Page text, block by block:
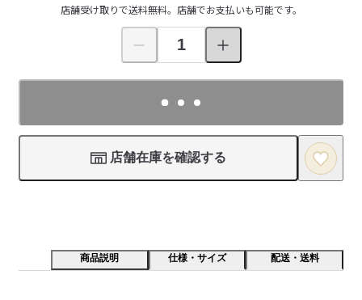
店舗受け取りで送料無料。店舗でお支払いも可能です。
店舗在庫を確認する
商品説明 仕様・サイズ 配送・送料